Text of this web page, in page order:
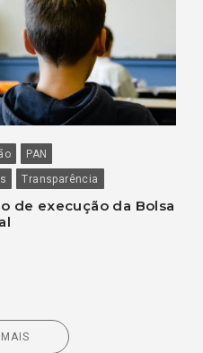
PAN
Transparência
de execução da Bolsa